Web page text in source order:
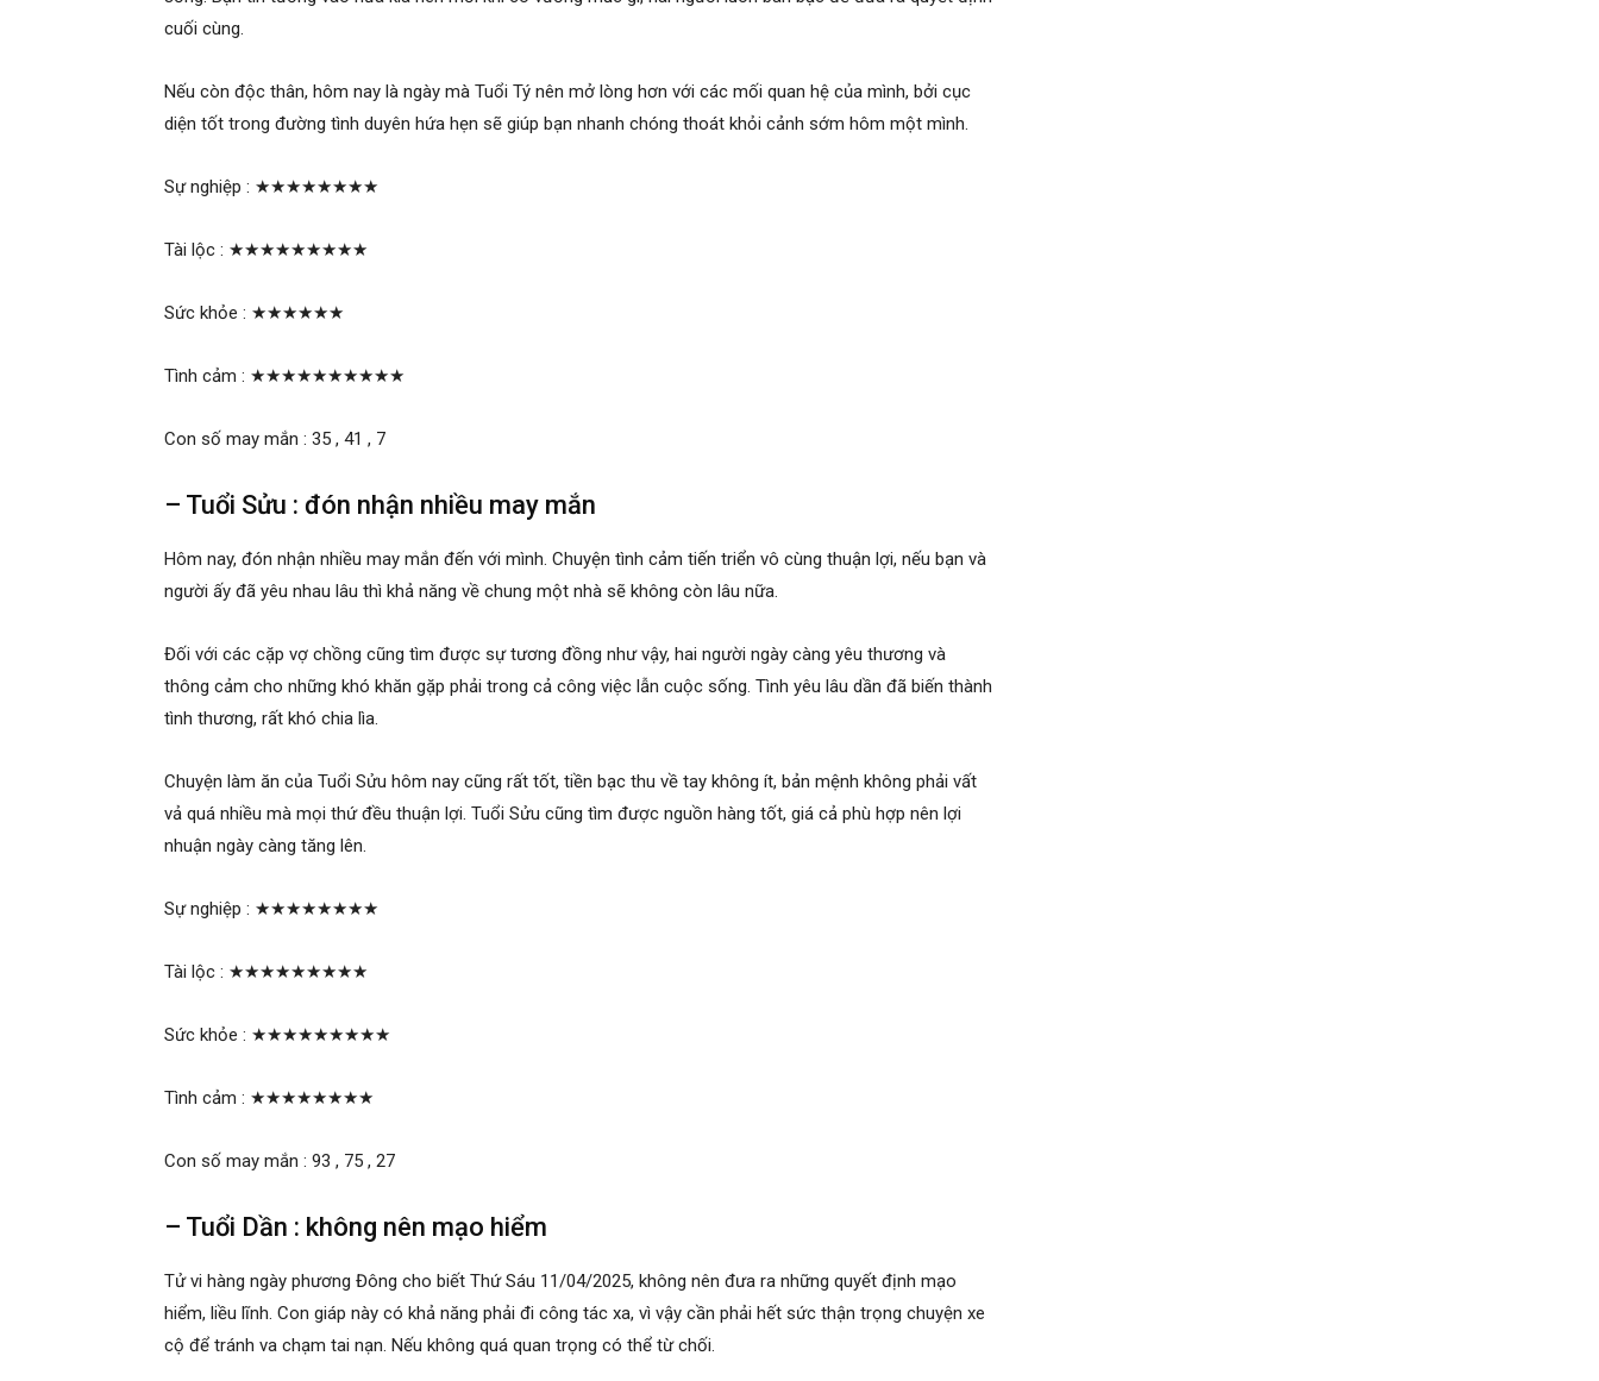
cuối cùng.
Nếu còn độc thân, hôm nay là ngày mà Tuổi Tý nên mở lòng hơn với các mối quan hệ của mình, bởi cục
diện tốt trong đường tình duyên hứa hẹn sẽ giúp bạn nhanh chóng thoát khỏi cảnh sớm hôm một mình.
Sự nghiệp : ★★★★★★★★
Tài lộc : ★★★★★★★★★
Sức khỏe : ★★★★★★
Tình cảm : ★★★★★★★★★★
Con số may mắn : 35 , 41 , 7
– Tuổi Sửu : đón nhận nhiều may mắn
Hôm nay, đón nhận nhiều may mắn đến với mình. Chuyện tình cảm tiến triển vô cùng thuận lợi, nếu bạn và
người ấy đã yêu nhau lâu thì khả năng về chung một nhà sẽ không còn lâu nữa.
Đối với các cặp vợ chồng cũng tìm được sự tương đồng như vậy, hai người ngày càng yêu thương và
thông cảm cho những khó khăn gặp phải trong cả công việc lẫn cuộc sống. Tình yêu lâu dần đã biến thành
tình thương, rất khó chia lìa.
Chuyện làm ăn của Tuổi Sửu hôm nay cũng rất tốt, tiền bạc thu về tay không ít, bản mệnh không phải vất
vả quá nhiều mà mọi thứ đều thuận lợi. Tuổi Sửu cũng tìm được nguồn hàng tốt, giá cả phù hợp nên lợi
nhuận ngày càng tăng lên.
Sự nghiệp : ★★★★★★★★
Tài lộc : ★★★★★★★★★
Sức khỏe : ★★★★★★★★★
Tình cảm : ★★★★★★★★
Con số may mắn : 93 , 75 , 27
– Tuổi Dần : không nên mạo hiểm
Tử vi hàng ngày phương Đông cho biết Thứ Sáu 11/04/2025, không nên đưa ra những quyết định mạo
hiểm, liều lĩnh. Con giáp này có khả năng phải đi công tác xa, vì vậy cần phải hết sức thận trọng chuyện xe
cộ để tránh va chạm tai nạn. Nếu không quá quan trọng có thể từ chối.